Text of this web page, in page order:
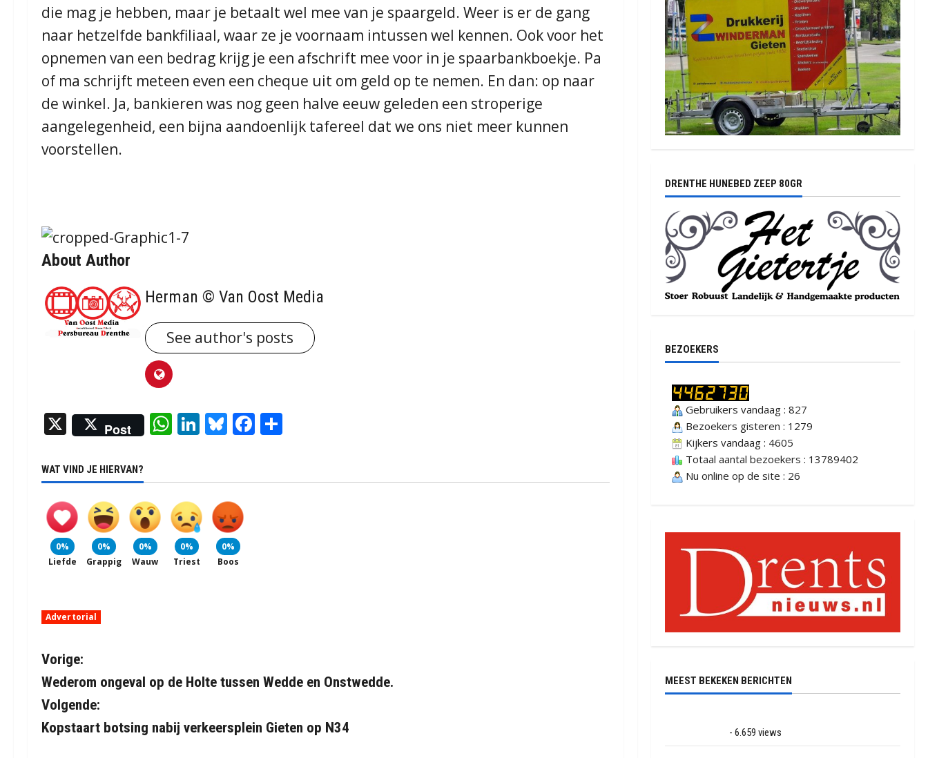
die mag je hebben, maar je betaalt wel mee van je spaargeld. Weer is er de gang
naar hetzelfde bankfiliaal, waar ze je voornaam intussen wel kennen. Ook voor het
opnemen van een bedrag krijg je een afschrift mee voor in je spaarbankboekje. Pa
of ma schrijft meteen even een cheque uit om geld op te nemen. En dan: op naar
de winkel. Ja, bankieren was nog geen halve eeuw geleden een stroperige
aangelegenheid, een bijna aandoenlijk tafereel dat we ons niet meer kunnen
voorstellen.
About Author
Herman © Van Oost Media
See author's posts
X Post WhatsApp
LinkedIn
Bluesky
Facebook
WAT VIND JE HIERVAN?
0%
Liefde
0%
Grappig
0%
Wauw
0%
Triest
0%
Boos
Advertorial
B
e
r
Vorige:
Wederom ongeval op de Holte tussen Wedde en Onstwedde.
Volgende:
Kopstaart botsing nabij verkeersplein Gieten op N34
DRENTHE HUNEBED ZEEP 80GR
BEZOEKERS
Gebruikers vandaag : 827
Bezoekers gisteren : 1279
Kijkers vandaag : 4605
Totaal aantal bezoekers : 13789402
Nu online op de site : 26
MEEST BEKEKEN BERICHTEN
- 6.659 views